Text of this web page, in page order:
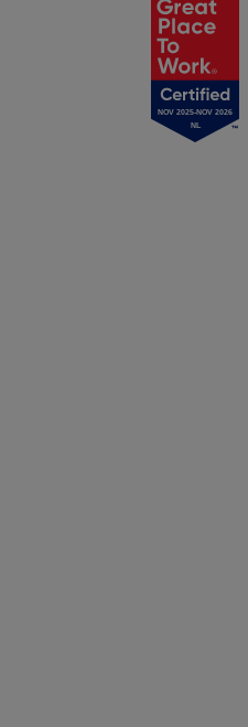
NOV 2025-NOV 2026
NL